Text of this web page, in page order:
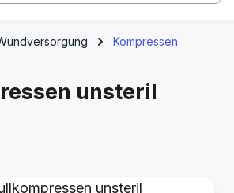
Kompressen
unsteril